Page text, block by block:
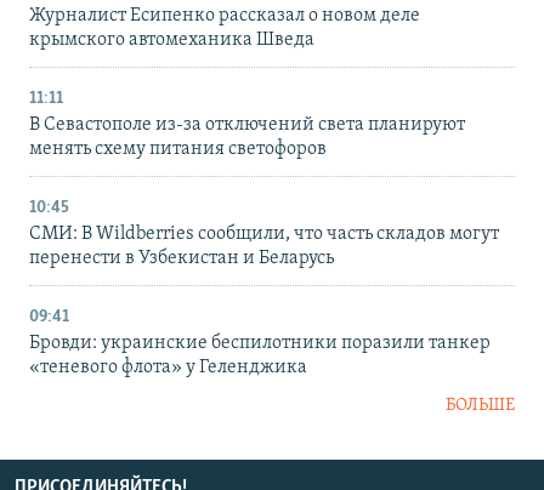
Журналист Есипенко рассказал о новом деле
крымского автомеханика Шведа
11:11
В Севастополе из-за отключений света планируют
менять схему питания светофоров
10:45
СМИ: В Wildberries сообщили, что часть складов могут
перенести в Узбекистан и Беларусь
09:41
Бровди: украинские беспилотники поразили танкер
«теневого флота» у Геленджика
БОЛЬШЕ